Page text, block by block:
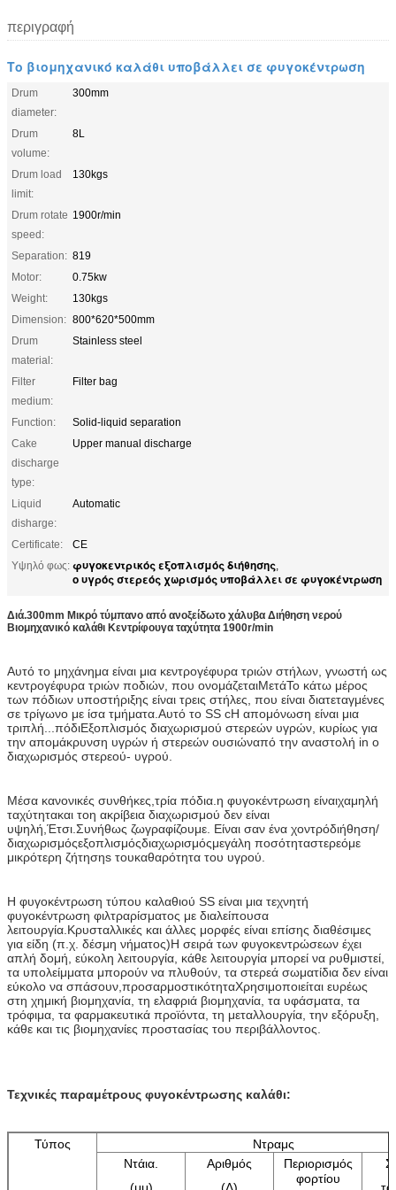
περιγραφή
Το βιομηχανικό καλάθι υποβάλλει σε φυγοκέντρωση
Drum
diameter:
300mm
Drum
volume:
8L
Drum load
limit:
130kgs
Drum rotate
speed:
1900r/min
Separation: 819
Motor:
0.75kw
Weight:
130kgs
Dimension: 800*620*500mm
Drum
material:
Stainless steel
Filter
medium:
Filter bag
Function:
Solid-liquid separation
Cake
discharge
type:
Upper manual discharge
Liquid
disharge:
Automatic
Certificate:
CE
Υψηλό φως: φυγοκεντρικός εξοπλισμός διήθησης,
ο υγρός στερεός χωρισμός υποβάλλει σε φυγοκέντρωση
Διά.300mm Μικρό τύμπανο από ανοξείδωτο χάλυβα Διήθηση νερού
Βιομηχανικό καλάθι Κεντρίφουγα ταχύτητα 1900r/min
Αυτό το μηχάνημα είναι μια κεντρογέφυρα τριών στήλων, γνωστή ως
κεντρογέφυρα τριών ποδιών, που ονομάζεταιΜετάΤο κάτω μέρος
των πόδιων υποστήριξης είναι τρεις στήλες, που είναι διατεταγμένες
σε τρίγωνο με ίσα τμήματα. Αυτό το SS cΗ απομόνωση είναι μια
τριπλή... πόδιΕξοπλισμός διαχωρισμού στερεών υγρών, κυρίως για
την απομάκρυνση υγρών ή στερεών ουσιώναπό την αναστολή in ο
διαχωρισμός στερεού- υγρού.
Μέσα κανονικές συνθήκες τρία πόδια. η φυγοκέντρωση είναιχαμηλή
ταχύτητακαι τοη ακρίβεια διαχωρισμού δεν είναι
υψηλή, Έτσι. Συνήθως ζωγραφίζουμε. Είναι σαν ένα χοντρόδιήθηση/
διαχωρισμόςεξοπλισμόςδιαχωρισμόςμεγάλη ποσότηταστερεόμε
μικρότερη ζήτησηs τουκαθαρότητα του υγρού.
Η φυγοκέντρωση τύπου καλαθιού SS είναι μια τεχνητή
φυγοκέντρωση φιλτραρίσματος με διαλείπουσα
λειτουργία.Κρυσταλλικές και άλλες μορφές είναι επίσης διαθέσιμες
για είδη (π.χ. δέσμη νήματος)Η σειρά των φυγοκεντρώσεων έχει
απλή δομή, εύκολη λειτουργία, κάθε λειτουργία μπορεί να ρυθμιστεί,
τα υπολείμματα μπορούν να πλυθούν, τα στερεά σωματίδια δεν είναι
εύκολο να σπάσουν,προσαρμοστικότηταΧρησιμοποιείται ευρέως
στη χημική βιομηχανία, τη ελαφριά βιομηχανία, τα υφάσματα, τα
τρόφιμα, τα φαρμακευτικά προϊόντα, τη μεταλλουργία, την εξόρυξη,
κάθε και τις βιομηχανίες προστασίας του περιβάλλοντος.
Τεχνικές παραμέτρους φυγοκέντρωσης καλάθι:
Τύπος
Ντραμς
Ντάια.
Αριθμός
Περιορισμός
φορτίου